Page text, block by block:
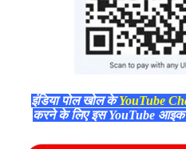
इंडिया पोल खोल केYouTube
करने के लिए इस YouTube